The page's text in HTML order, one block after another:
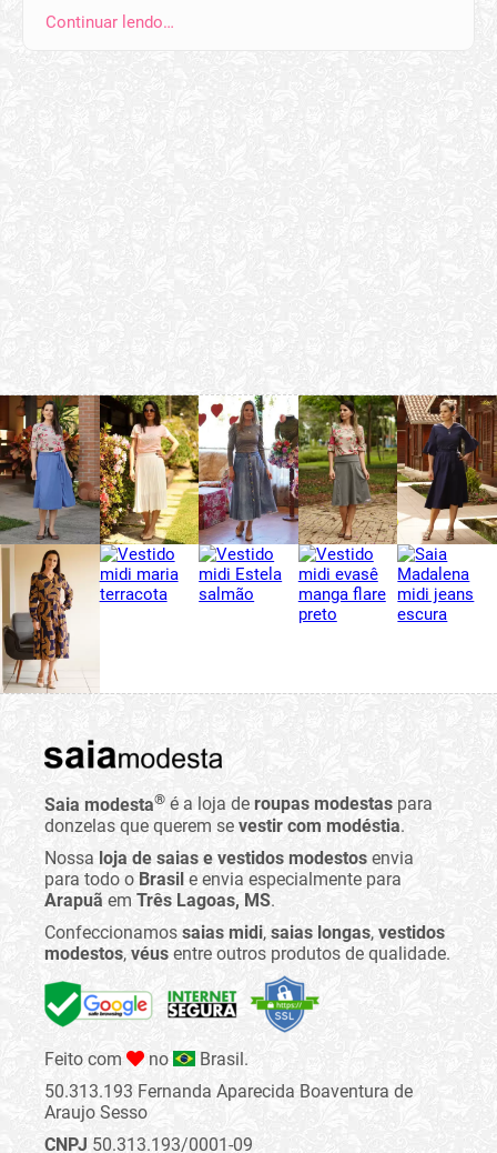
Continuar lendo…
Saia modesta® é a loja de roupas modestas para
donzelas que querem se vestir com modéstia.
Nossa loja de saias e vestidos modestos envia
para todo o Brasil e envia especialmente para
Arapuã em Três Lagoas, MS.
Confeccionamos saias midi, saias longas, vestidos
modestos, véus entre outros produtos de qualidade.
Feito com no
Brasil.
50.313.193 Fernanda Aparecida Boaventura de
Araujo Sesso
CNPJ 50.313.193/0001-09